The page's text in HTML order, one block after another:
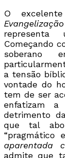
O
representa
Começando
a tensão
vontade do
tem de ser
enfatizam a
detrimento
que tal
“pragmático
aparentada
admite que